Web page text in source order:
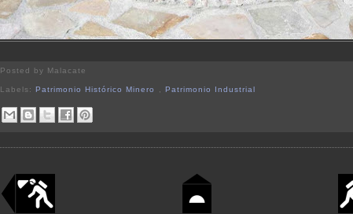
Posted by Malacate
Labels:Patrimonio Histórico Minero Patrimonio Industrial